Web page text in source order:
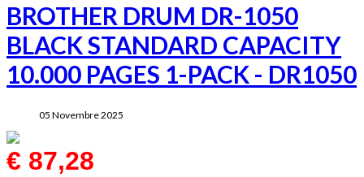
BROTHER DRUM DR-1050
BLACK STANDARD CAPACITY
10.000 PAGES 1-PACK - DR1050
05 Novembre 2025
€ 87,28